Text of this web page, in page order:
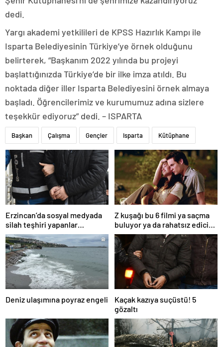
dedi.
Yargı akademi yetkilileri de KPSS Hazırlık Kampı ile
Isparta Belediyesinin Türkiye’ye örnek olduğunu
belirterek, “Başkanım 2022 yılında bu projeyi
başlattığınızda Türkiye’de bir ilke imza atıldı. Bu
noktada diğer iller Isparta Belediyesini örnek almaya
başladı. Öğrencilerimiz ve kurumumuz adına sizlere
teşekkür ediyoruz” dedi. – ISPARTA
Başkan Çalışma Gençler Isparta Kütüphane
Erzincan’da sosyal medyada
silah teşhiri yapanlar
yakalandı
Z kuşağı bu 6 filmi ya saçma
buluyor ya da rahatsız edici
ve toksik!
Deniz ulaşımına poyraz engeli
Kaçak kazıya suçüstü! 5
gözaltı